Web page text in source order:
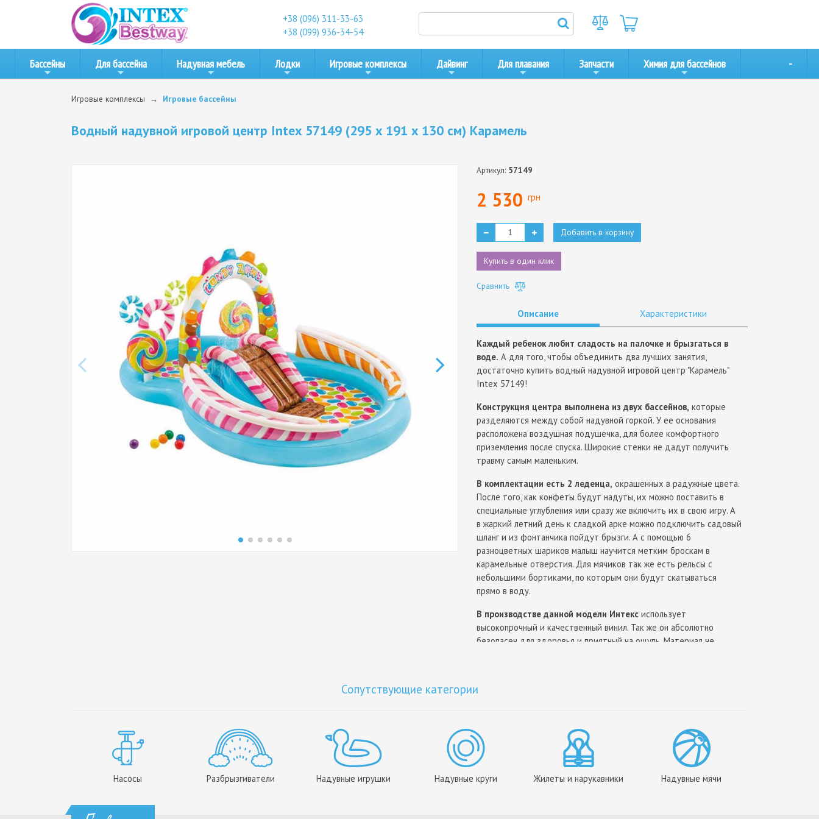
+38 (096) 311-33-63
+38 (099) 936-34-54
Бассейны Для бассейна Надувная мебель Лодки Игровые комплексы Дайвинг Для плавания Запчасти Химия для бассейнов -
Игровые комплексы Игровые бассейны
Водный надувной игровой центр Intex 57149 (295 x 191 x 130 см) Карамель
Артикул: 57149
2 530 грн
Добавить в корзину
Купить в один клик
Сравнить
Описание Характеристики
Каждый ребенок любит сладость на палочке и брызгаться в
воде. А для того, чтобы объединить два лучших занятия,
достаточно купить водный надувной игровой центр "Карамель"
Intex 57149!
Конструкция центра выполнена из двух бассейнов, которые
разделяются между собой надувной горкой. У ее основания
расположена воздушная подушечка, для более комфортного
приземления после спуска. Широкие стенки не дадут получить
травму самым маленьким.
В комплектации есть 2 леденца, окрашенных в радужные цвета.
После того, как конфеты будут надуты, их можно поставить в
специальные углубления или сразу же включить их в свою игру. А
в жаркий летний день к сладкой арке можно подключить садовый
шланг и из фонтанчика пойдут брызги. А с помощью 6
разноцветных шариков малыш научится метким броскам в
карамельные отверстия. Для мячиков так же есть рельсы с
небольшими бортиками, по которым они будут скатываться
прямо в воду.
В производстве данной модели Интекс использует
высокопрочный и качественный винил. Так же он абсолютно
безопасен для здоровья и приятный на ощупь. Материал не
Водный надувной игровой центр "Карамель" Intex 57149
Сопутствующие категории
Насосы Разбрызгиватели Надувные игрушки Надувные круги Жилеты и нарукавники Надувные мячи